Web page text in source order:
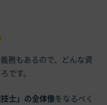
務もあるので、どんな資
です。
技士」の全体像をなるべく